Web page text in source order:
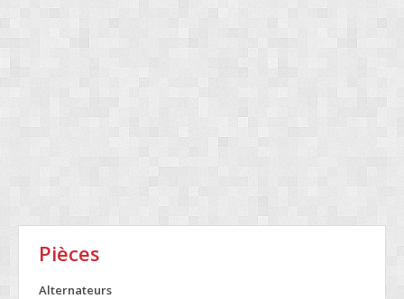
Pièces
Alternateurs